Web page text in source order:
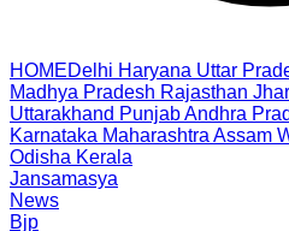
HOMEDelhi Haryana Uttar
Madhya Pradesh Rajasthan
Uttarakhand PunjabAndhra
Karnataka Maharashtra Assam
Odisha Kerala
Jansamasya
News
Bjp